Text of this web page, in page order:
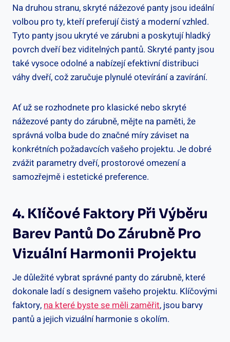
Na druhou stranu, skryté nážezové panty jsou ideální
volbou pro ty, kteří preferují čistý a moderní vzhled.
Tyto panty jsou ukryté ve zárubni a poskytují hladký
povrch dveří bez viditelných pantů. Skryté panty jsou
také vysoce odolné a nabízejí efektivní distribuci
váhy dveří, což zaručuje plynulé otevírání a zavírání.
Ať už se rozhodnete pro klasické nebo skryté
nážezové panty do zárubně, mějte na paměti, že
správná volba bude do značné míry záviset na
konkrétních požadavcích vašeho projektu. Je dobré
zvážit parametry dveří, prostorové omezení a
samozřejmě i estetické preference.
4. Klíčové Faktory Při Výběru
Barev Pantů Do Zárubně Pro
Vizuální Harmonii Projektu
Je důležité vybrat správné panty do zárubně, které
dokonale ladí s designem vašeho projektu. Klíčovými
faktory, na které byste se měli zaměřit, jsou barvy
pantů a jejich vizuální harmonie s okolím.